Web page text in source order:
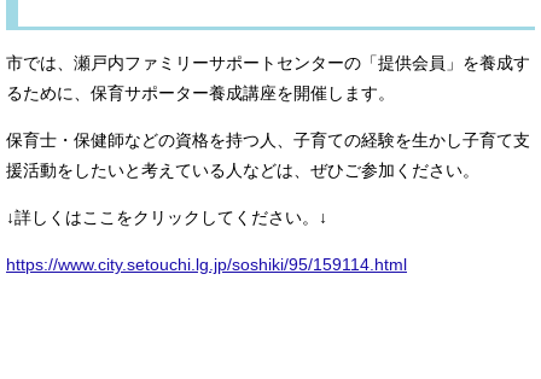
市では、瀬戸内ファミリーサポートセンターの「提供会員」を養成す
るために、保育サポーター養成講座を開催します。
保育士・保健師などの資格を持つ人、子育ての経験を生かし子育て支
援活動をしたいと考えている人などは、ぜひご参加ください。
↓詳しくはここをクリックしてください。↓
https://www.city.setouchi.lg.jp/soshiki/95/159114.html